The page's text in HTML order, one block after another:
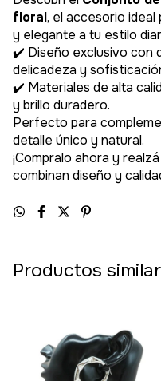
floral, el accesorio
y elegante a tu estilo
✔️ Diseño exclusivo con
delicadeza y
✔️ Materiales de alta
y brillo duradero.
Perfecto para
detalle único y natural.
¡Compralo ahora y
combinan diseño y
Productos